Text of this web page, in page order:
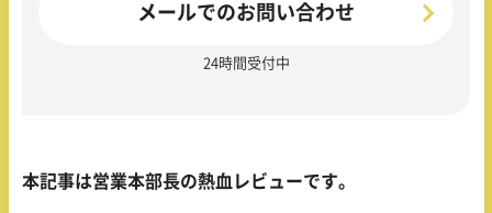
メールでのお問い合わせ
24時間受付中
本記事は営業本部長の熱血レビューです。